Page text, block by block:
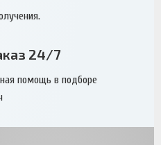
24/7
помощь в подборе